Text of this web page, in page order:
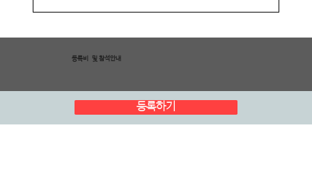
등록비 및 참석안내
등록하기